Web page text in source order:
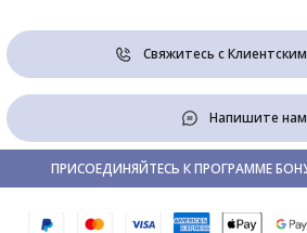
Свяжитесь с
Напишите нам
ПРИСОЕДИНЯЙТЕСЬ К ПРОГРАММЕ